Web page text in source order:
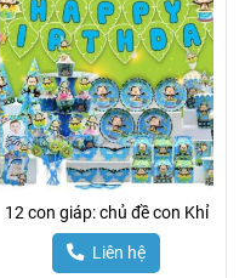
12 con giáp: chủ đề con Khỉ
Liên hệ